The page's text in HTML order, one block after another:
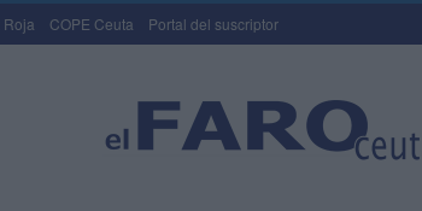
Roja COPE Ceuta Portal del suscriptor